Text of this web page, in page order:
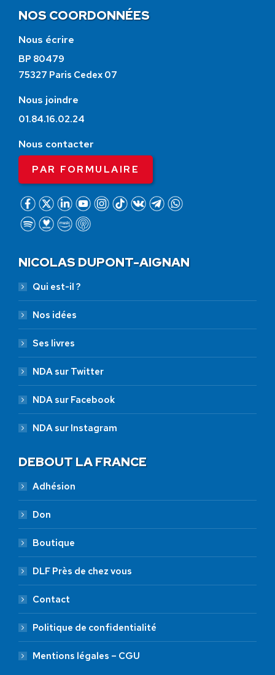
NOS COORDONNÉES
Nous écrire
BP 80479
75327 Paris Cedex 07
Nous joindre
01.84.16.02.24
Nous contacter
PAR FORMULAIRE
NICOLAS DUPONT-AIGNAN
Qui est-il ?
Nos idées
Ses livres
NDA sur Twitter
NDA sur Facebook
NDA sur Instagram
DEBOUT LA FRANCE
Adhésion
Don
Boutique
DLF Près de chez vous
Contact
Politique de confidentialité
Mentions légales – CGU